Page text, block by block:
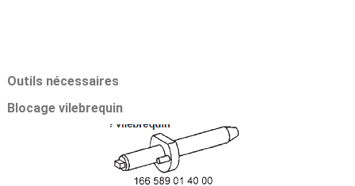
Outils nécessaires
Blocage vilebrequin